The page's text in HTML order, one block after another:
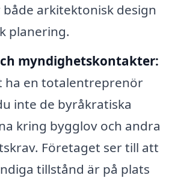
arkitektonisk design
planering.
myndighetskontakter:
ha en totalentreprenör
inte de byråkratiska
kring bygglov och andra
Företaget ser till att
tillstånd är på plats